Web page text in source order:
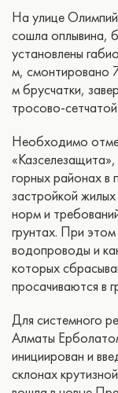
На улице
сошла оплывина,
установлены
м, смонтировано
м брусчатки,
тросово-
Необходимо
горных районах в
застройкой
норм и
грунтах. При
водопроводы и
которых
просачиваются в
Для системного
Алматы
инициирован и
склонах